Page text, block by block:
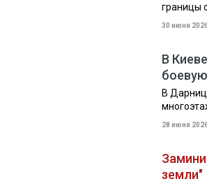
границы
30 июня
В
В
28 июня
земли"